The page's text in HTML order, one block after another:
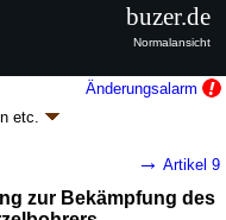
Änderungsalarm
etc.
→ Artikel 9
zur Bekämpfung des
buzer.de
Normalansicht